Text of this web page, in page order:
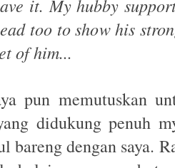
it. My hubby
too to show his
of him...
pun memutuskan
didukung penuh
bareng dengan saya.